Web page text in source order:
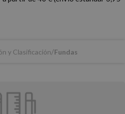
y Clasificación Fundas